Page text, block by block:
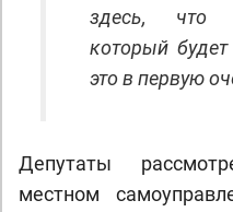
здесь, что
который
это в первую
Депутаты
местном